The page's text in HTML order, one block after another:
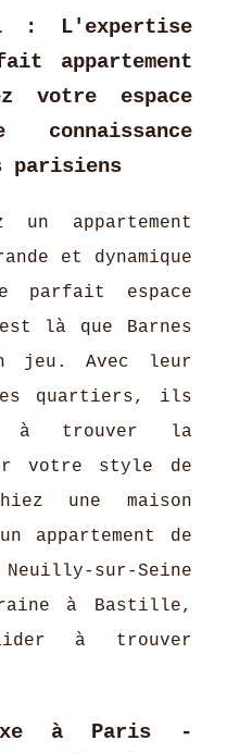
: L'expertise
appartement
votre espace
parisiens
un appartement
et dynamique
parfait espace
là que Barnes
jeu. Avec leur
quartiers, ils
à trouver la
votre style de
une maison
appartement de
sur-Seine
à Bastille,
à trouver
à Paris -